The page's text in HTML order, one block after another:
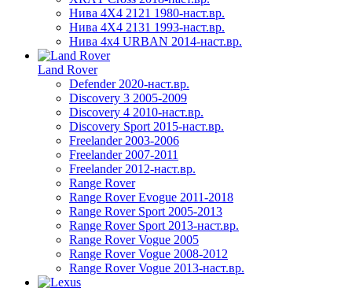
Нива 4X4 2121 1980-наст.вр.
Нива 4X4 2131 1993-наст.вр.
Нива 4х4 URBAN 2014-наст.вр.
Land Rover
Defender 2020-наст.вр.
Discovery 3 2005-2009
Discovery 4 2010-наст.вр.
Discovery Sport 2015-наст.вр.
Freelander 2003-2006
Freelander 2007-2011
Freelander 2012-наст.вр.
Range Rover
Range Rover Evogue 2011-2018
Range Rover Sport 2005-2013
Range Rover Sport 2013-наст.вр.
Range Rover Vogue 2005
Range Rover Vogue 2008-2012
Range Rover Vogue 2013-наст.вр.